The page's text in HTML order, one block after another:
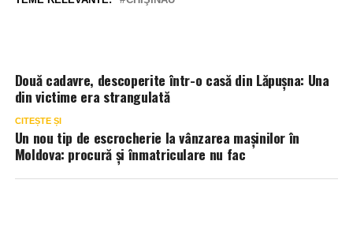
Două cadavre, descoperite într-o casă din Lăpușna: Una
din victime era strangulată
CITEȘTE ȘI
Un nou tip de escrocherie la vânzarea maşinilor în
Moldova: procură şi înmatriculare nu fac